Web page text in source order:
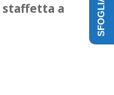
staffetta a SFOGLIA